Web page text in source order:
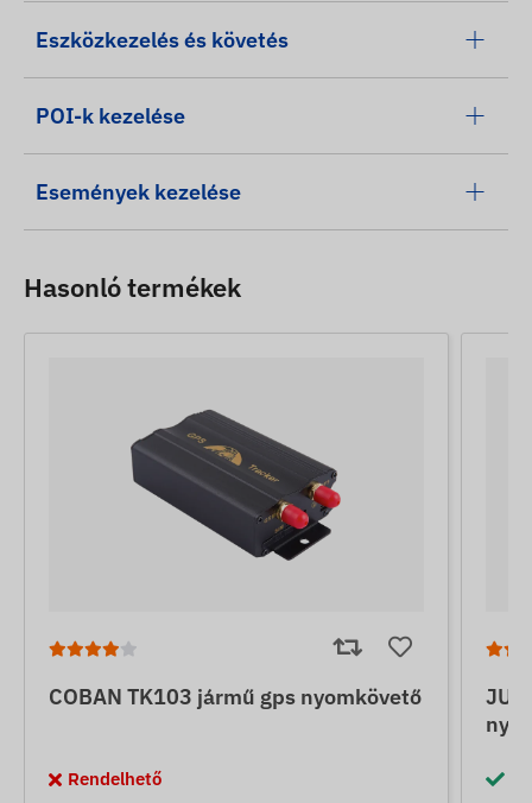
Eszközkezelés és követés
POI-k kezelése
Események kezelése
Hasonló termékek
COBAN TK103 jármű gps nyomkövető
Rendelhető